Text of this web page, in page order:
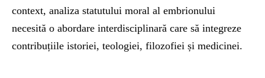
context, analiza statutului moral al embrionului
necesită o abordare interdisciplinară care să integreze
contribuțiile istoriei, teologiei, filozofiei și medicinei.